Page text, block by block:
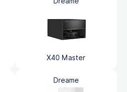
X40 Master
Dreame